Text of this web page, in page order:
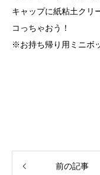
キャップに紙粘土クリ
コっちゃおう！
※お持ち帰り用ミニボ
前の記事